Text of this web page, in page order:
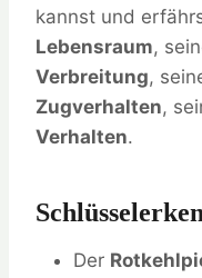
kannst und
Lebensraum,
Verbreitung,
Zugverhalten,
Verhalten.
Der